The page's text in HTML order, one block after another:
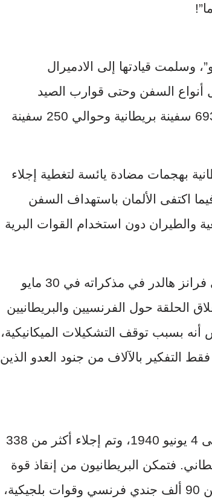
وسلمت قيادتها إلى الادميرال
أنواع السفن وحتى قوارب الصيد
واليخوت الخاصة. في المجمل تم تجميع 693 سفينة بريطانية وحوالي 250 سفينة
بهجمات مضادة يائسة لتغطية إجلاء
اكتفى الألمان باستهداف السفن
والطيران دون استخدام القوات البرية
تلك الأوضاع وصفها بدقة الجنرال الألماني فرانز هالدر في مذكراته في 30 مايو
الحلقة حول الفرنسيين والبريطانيين
بسبب توقف التشكيلات الميكانيكية،
التفكير بالآلاف من جنود العدو الذين
ذلك الجسر البحري تواصل من 26 مايو إلى 4 يونيو 1940، وتم إجلاء أكثر من 338
فتمكن البريطانيون من إنقاذ قوة
مشاتهم بالكامل تقريبا، إضافة إلى أكثر من 90 ألف جندي فرنسي وقوات بلجيكية،